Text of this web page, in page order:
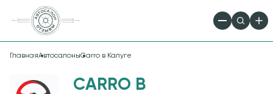
ГлавнаяАвтосалоныCarro в Калуге
CARRO В